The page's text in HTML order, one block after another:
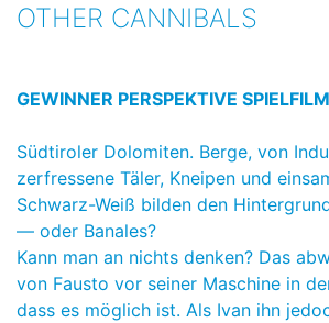
OTHER CANNIBALS
GEWINNER PERSPEKTIVE
Südtiroler Dolomiten. Berge, von
zerfressene Täler, Kneipen und
Schwarz-Weiß bilden den
― oder Banales?
Kann man an nichts denken? Das
von Fausto vor seiner Maschine in
dass es möglich ist. Als Ivan ihn